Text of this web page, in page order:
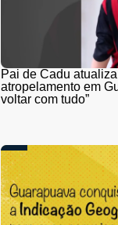
Pai de Cadu
atropelamento em
voltar com tudo”